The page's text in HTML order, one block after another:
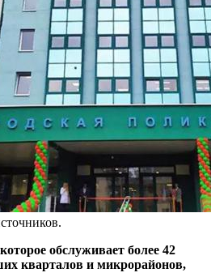
обслуживает более 42
кварталов и микрорайонов,